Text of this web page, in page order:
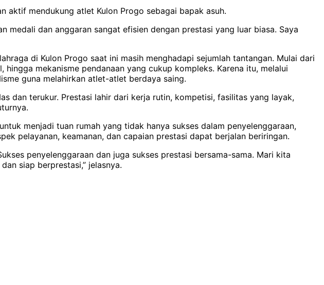
aktif mendukung atlet Kulon Progo sebagai bapak asuh.
medali dan anggaran sangat efisien dengan prestasi yang luar biasa. Saya
di Kulon Progo saat ini masih menghadapi sejumlah tantangan. Mulai dari
mekanisme pendanaan yang cukup kompleks. Karena itu, melalui
guna melahirkan atlet-atlet berdaya saing.
dan terukur. Prestasi lahir dari kerja rutin, kompetisi, fasilitas yang layak,
menjadi tuan rumah yang tidak hanya sukses dalam penyelenggaraan,
pelayanan, keamanan, dan capaian prestasi dapat berjalan beriringan.
penyelenggaraan dan juga sukses prestasi bersama-sama. Mari kita
siap berprestasi,” jelasnya.